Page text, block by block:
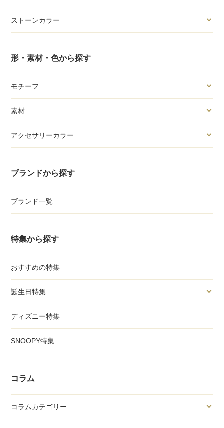
ストーンカラー
形・素材・色から探す
モチーフ
素材
アクセサリーカラー
ブランドから探す
ブランド一覧
特集から探す
おすすめの特集
誕生日特集
ディズニー特集
SNOOPY特集
コラム
コラムカテゴリー